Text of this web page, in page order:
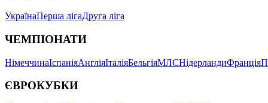
УкраїнаПерша лігаДруга ліга
ЧЕМПІОНАТИ
НімеччинаІспаніяАнгліяІталіяБельгіяМЛСНідерландиФранція
ЄВРОКУБКИ